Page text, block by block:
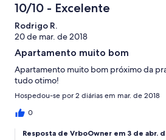
10/10 - Excelente
Rodrigo R.
20 de mar. de 2018
Apartamento muito bom
Apartamento muito bom próximo da
tudo otimo!
Hospedou-se por 2 diárias em mar. de 2018
0
Resposta de VrboOwner em 3 de abr.